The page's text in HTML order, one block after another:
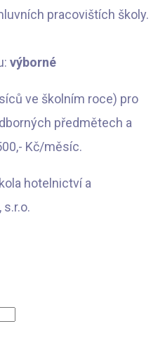
pracovištích školy.
výborné
ve školním roce) pro
předmětech a
Kč/měsíc.
hotelnictví a
s.r.o.